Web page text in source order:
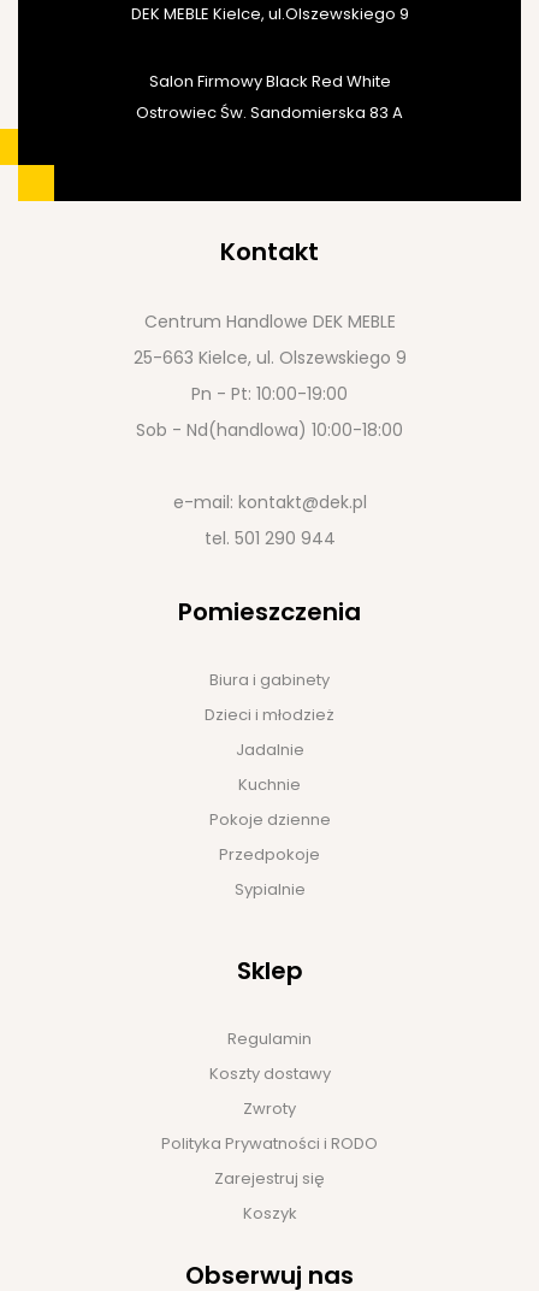
DEK MEBLE Kielce, ul.Olszewskiego 9
Salon Firmowy Black Red White
Ostrowiec Św. Sandomierska 83 A
Kontakt
Centrum Handlowe DEK MEBLE
25-663 Kielce, ul. Olszewskiego 9
Pn - Pt: 10:00-19:00
Sob - Nd(handlowa) 10:00-18:00
e-mail: kontakt@dek.pl
tel. 501 290 944
Pomieszczenia
Biura i gabinety
Dzieci i młodzież
Jadalnie
Kuchnie
Pokoje dzienne
Przedpokoje
Sypialnie
Sklep
Regulamin
Koszty dostawy
Zwroty
Polityka Prywatności i RODO
Zarejestruj się
Koszyk
Obserwuj nas